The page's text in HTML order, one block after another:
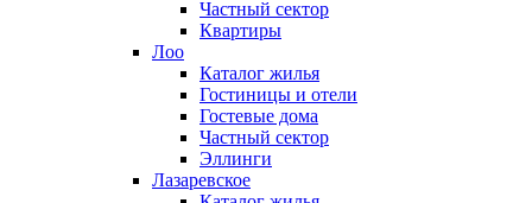
Частный сектор
Квартиры
Лоо
Каталог жилья
Гостиницы и отели
Гостевые дома
Частный сектор
Эллинги
Лазаревское